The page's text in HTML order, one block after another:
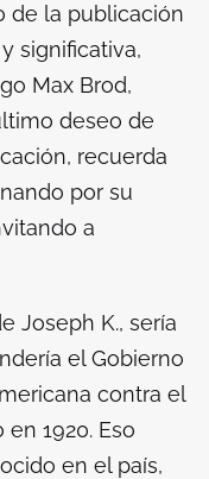
de la publicación
significativa,
Max Brod,
deseo de
recuerda
por su
a
Joseph K., sería
el Gobierno
contra el
1920. Eso
en el país,